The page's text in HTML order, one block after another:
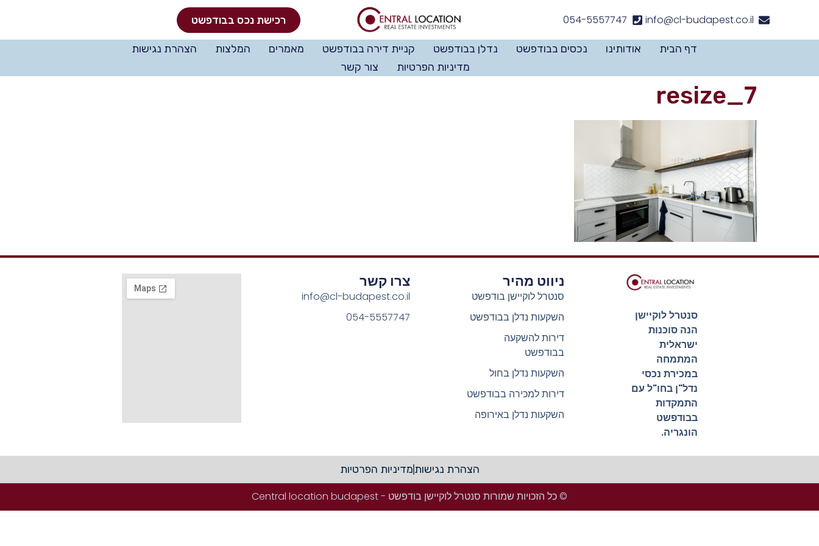
info@cl-budapest.co.il
054-5557747 רכישת נכס בבודפשט
דף הבית אודותינו נכסים בבודפשט נדלן בבודפשט קניית דירה בבודפשט מאמרים המלצות
הצהרת נגישות
מדיניות הפרטיות
צור קשר
7_resize
סנטרל לוקיישן
הנה סוכנות
ישראלית
המתמחה
במכירת נכסי
נדל"ן בחו"ל עם
התמקדות
בבודפשט
הונגריה.
ניווט מהיר
סנטרל לוקיישן בודפשט
השקעות נדלן בבודפשט
דירות להשקעה
בבודפשט
השקעות נדלן בחול
דירות למכירה בבודפשט
השקעות נדלן באירופה
צרו קשר
info@cl-budapest.co.il
054-5557747
הצהרת נגישותמדיניות הפרטיות
© כל הזכויות שמורות סנטרל לוקיישן בודפשט - Central location budapest